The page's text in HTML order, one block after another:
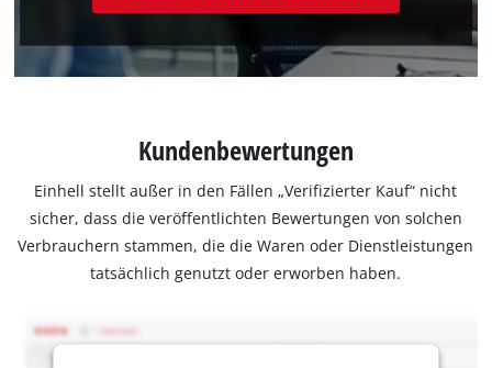
Kundenbewertungen
Einhell stellt außer in den Fällen „Verifizierter Kauf“ nicht
sicher, dass die veröffentlichten Bewertungen von solchen
Verbrauchern stammen, die die Waren oder Dienstleistungen
tatsächlich genutzt oder erworben haben.